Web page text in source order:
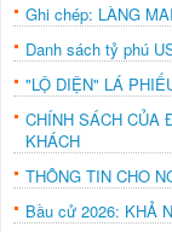
Ghi chép: LÀNG
Danh sách tỷ phú
"LỘ DIỆN" LÁ
CHÍNH SÁCH CỦA
KHÁCH
THÔNG TIN CHO
Bầu cử 2026: KHẢ